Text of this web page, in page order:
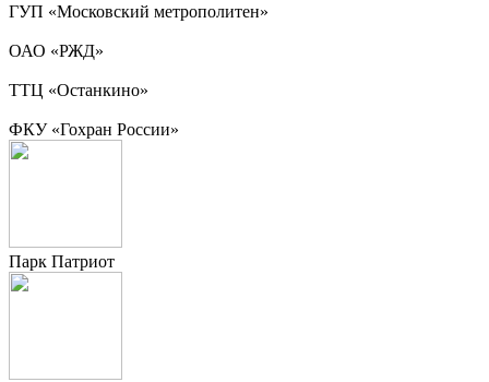
ГУП «Московский метрополитен»
ОАО «РЖД»
ТТЦ «Останкино»
ФКУ «Гохран России»
Парк Патриот